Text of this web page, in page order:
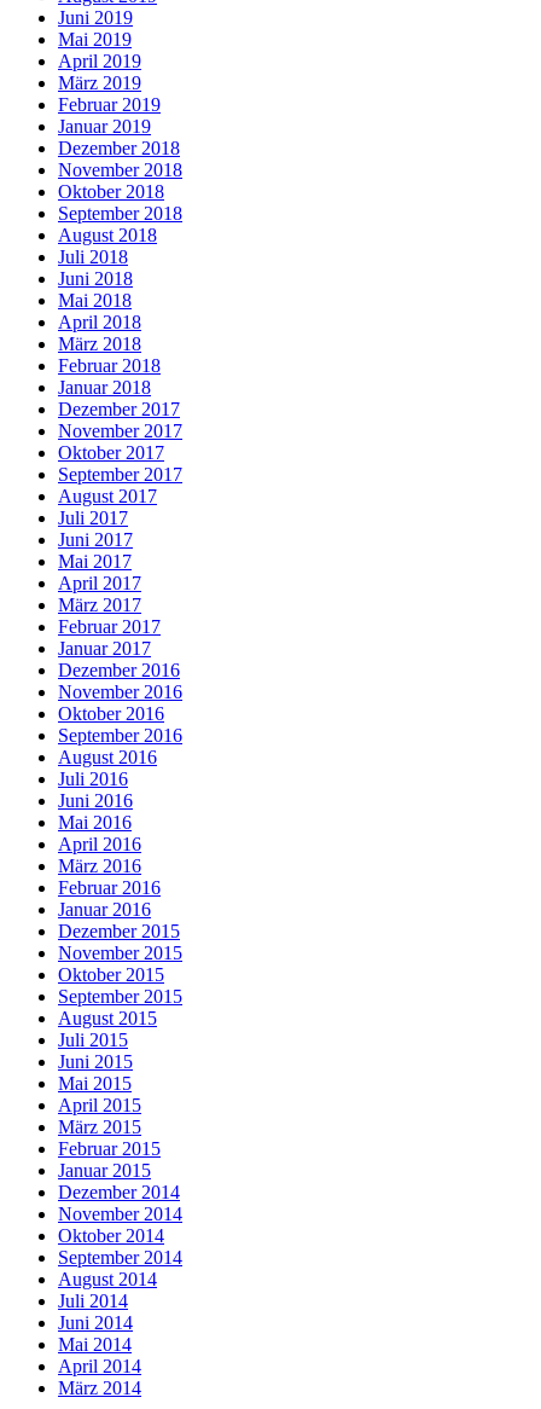
Juni 2019
Mai 2019
April 2019
März 2019
Februar 2019
Januar 2019
Dezember 2018
November 2018
Oktober 2018
September 2018
August 2018
Juli 2018
Juni 2018
Mai 2018
April 2018
März 2018
Februar 2018
Januar 2018
Dezember 2017
November 2017
Oktober 2017
September 2017
August 2017
Juli 2017
Juni 2017
Mai 2017
April 2017
März 2017
Februar 2017
Januar 2017
Dezember 2016
November 2016
Oktober 2016
September 2016
August 2016
Juli 2016
Juni 2016
Mai 2016
April 2016
März 2016
Februar 2016
Januar 2016
Dezember 2015
November 2015
Oktober 2015
September 2015
August 2015
Juli 2015
Juni 2015
Mai 2015
April 2015
März 2015
Februar 2015
Januar 2015
Dezember 2014
November 2014
Oktober 2014
September 2014
August 2014
Juli 2014
Juni 2014
Mai 2014
April 2014
März 2014